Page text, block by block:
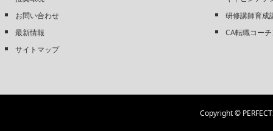
お問い合わせ
最新情報
サイトマップ
研修講師育成
CA転職コー
Copyright ©